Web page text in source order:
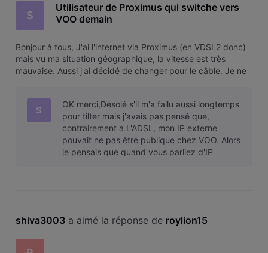
S
Utilisateur de Proximus qui switche vers
VOO demain
Bonjour à tous, J'ai l'internet via Proximus (en VDSL2 donc)
mais vu ma situation géographique, la vitesse est très
mauvaise. Aussi j'ai décidé de changer pour le câble. Je ne
suis pas intéressé par la télé (VOO Corder etc.), juste par
InternS
OK merci,Désolé s'il m'a fallu aussi longtemps
pour tilter mais j'avais pas pensé que,
contrairement à L'ADSL, mon IP externe
pouvait ne pas être publique chez VOO. Alors
je pensais que quand vous parliez d'IP
shiva3003 a aimé la réponse de roylion15